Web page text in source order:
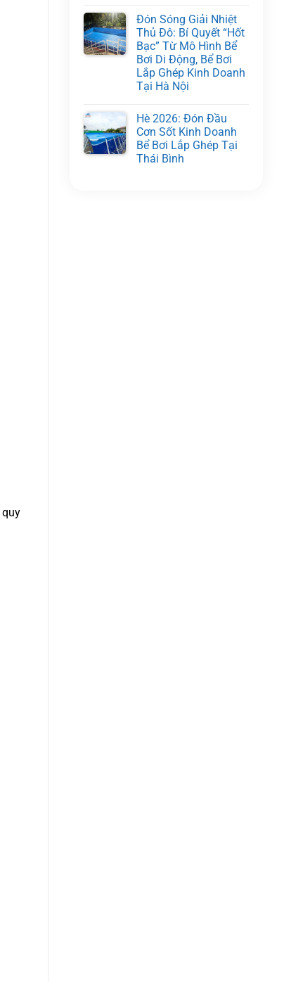
Đón Sóng Giải Nhiệt
Thủ Đô: Bí Quyết “Hốt
Bạc” Từ Mô Hình Bể
Bơi Di Động, Bể Bơi
Lắp Ghép Kinh Doanh
Tại Hà Nội
Hè 2026: Đón Đầu
Cơn Sốt Kinh Doanh
Bể Bơi Lắp Ghép Tại
Thái Bình